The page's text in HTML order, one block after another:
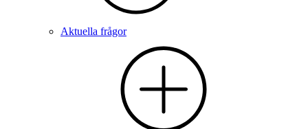
Aktuella frågor